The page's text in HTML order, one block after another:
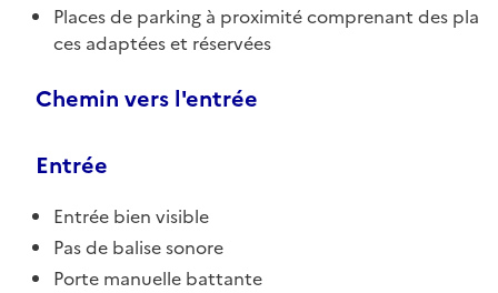
Places de parking à proximité comprenant des pla
ces adaptées et réservées
Chemin vers l'entrée
Entrée
Entrée bien visible
Pas de balise sonore
Porte manuelle battante